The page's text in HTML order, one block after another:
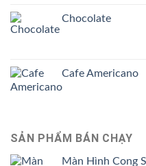
Chocolate
Cafe Americano
SẢN PHẨM BÁN CHẠY
Màn Hình Cong